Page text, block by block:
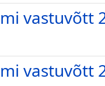
vastuvõtt
vastuvõtt